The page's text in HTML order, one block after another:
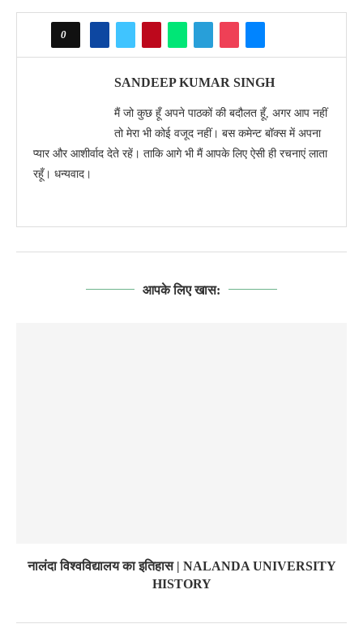
0
SANDEEP KUMAR SINGH
मैं जो कुछ हूँ अपने पाठकों की बदौलत हूँ, अगर आप नहीं
तो मेरा भी कोई वजूद नहीं। बस कमेन्ट बॉक्स में अपना
प्यार और आशीर्वाद देते रहें। ताकि आगे भी मैं आपके लिए ऐसी ही रचनाएं लाता
रहूँ। धन्यवाद।
आपके लिए खास:
नालंदा विश्वविद्यालय का इतिहास | NALANDA UNIVERSITY
HISTORY